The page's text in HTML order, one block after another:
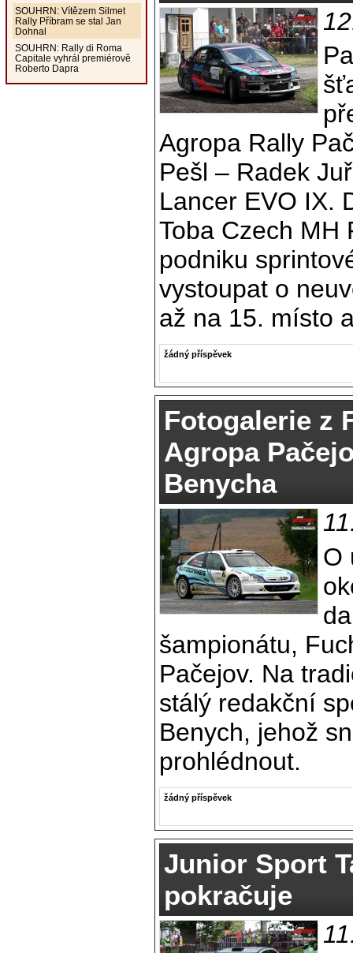
SOUHRN: Vítězem Silmet
Rally Příbram se stal Jan
Dohnal
SOUHRN: Rally di Roma
Capitale vyhrál premiérově
Roberto Dapra
Agropa Rally
Pešl – Radek
Lancer EVO IX.
Toba Czech MH
podniku
vystoupat o
až na 15. místo
žádný příspěvek
Fotogalerie z
Agropa
Benycha
O
šampionátu,
Pačejov. Na
stálý redakční
Benych, jehož
prohlédnout.
žádný příspěvek
Junior Sport
pokračuje